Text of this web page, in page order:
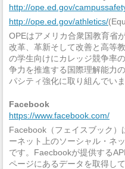
http://ope.ed.gov/
http://ope.ed.gov/athletics/
OPEはアメリカ合衆国教育省
改革、革新そして改善と高等
の学生向けにカレッジ競争率
争力を推進する国際理解能力
パシティ強化に取り組んでいま
Facebook
https://www.facebook.com/
Facebook（フェイスブック
ーネット上のソーシャル・ネ
です。Faecbookが提供する
ページにあるデータを取得して